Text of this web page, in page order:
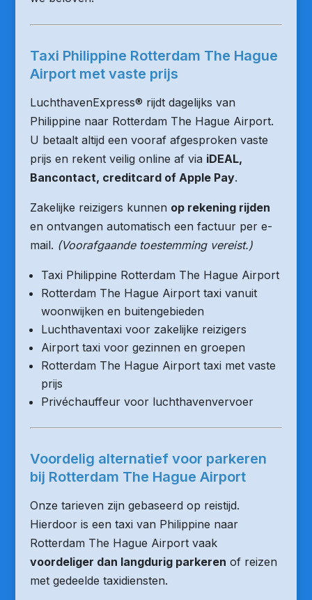
Taxi Philippine Rotterdam The Hague
Airport met vaste prijs
LuchthavenExpress® rijdt dagelijks van
Philippine naar Rotterdam The Hague Airport.
U betaalt altijd een vooraf afgesproken vaste
prijs en rekent veilig online af via iDEAL,
Bancontact, creditcard of Apple Pay.
Zakelijke reizigers kunnen op rekening rijden
en ontvangen automatisch een factuur per e-
mail. (Voorafgaande toestemming vereist.)
Taxi Philippine Rotterdam The Hague Airport
Rotterdam The Hague Airport taxi vanuit
woonwijken en buitengebieden
Luchthaventaxi voor zakelijke reizigers
Airport taxi voor gezinnen en groepen
Rotterdam The Hague Airport taxi met vaste
prijs
Privéchauffeur voor luchthavenvervoer
Voordelig alternatief voor parkeren
bij Rotterdam The Hague Airport
Onze tarieven zijn gebaseerd op reistijd.
Hierdoor is een taxi van Philippine naar
Rotterdam The Hague Airport vaak
voordeliger dan langdurig parkeren of reizen
met gedeelde taxidiensten.